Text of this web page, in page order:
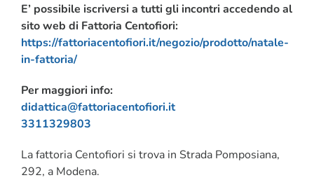
E’ possibile iscriversi a tutti gli incontri accedendo al
sito web di Fattoria Centofiori:
https://fattoriacentofiori.it/negozio/prodotto/natale-
in-fattoria/
Per maggiori info:
didattica@fattoriacentofiori.it
3311329803
La fattoria Centofiori si trova in Strada Pomposiana,
292, a Modena.